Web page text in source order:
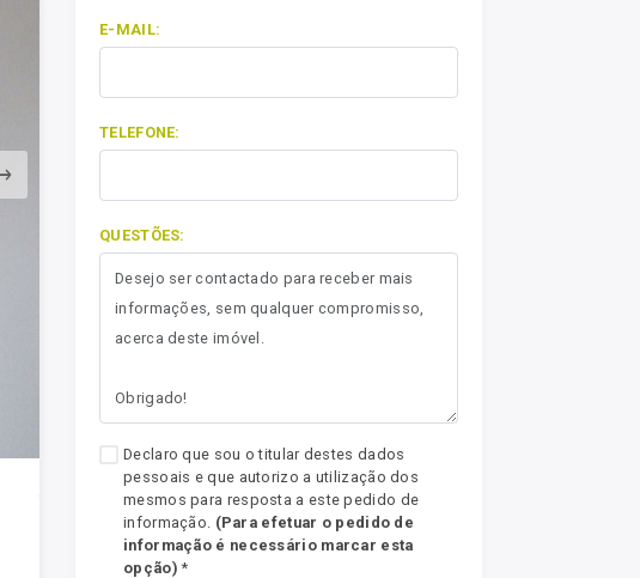
E-MAIL:
TELEFONE:
QUESTÕES:
Declaro que sou o titular destes dados
pessoais e que autorizo a utilização dos
mesmos para resposta a este pedido de
informação. (Para efetuar o pedido de
informação é necessário marcar esta
opção) *